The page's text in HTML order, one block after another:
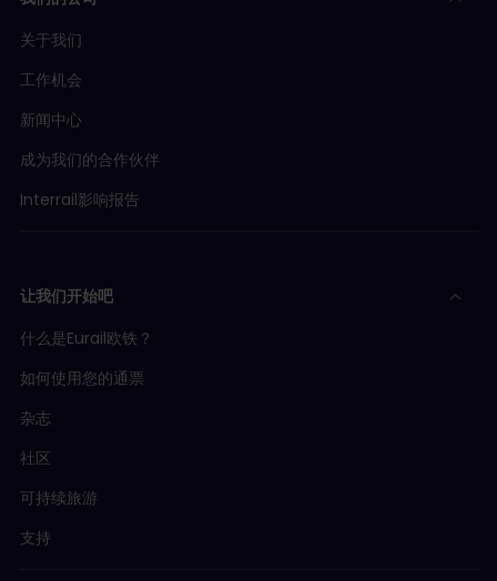
关于我们
工作机会
新闻中心
成为我们的合作伙伴
Interrail影响报告
让我们开始吧
什么是Eurail欧铁？
如何使用您的通票
杂志
社区
可持续旅游
支持